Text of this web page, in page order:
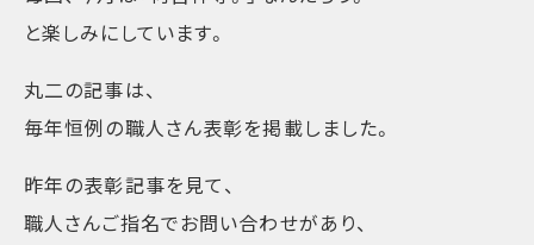
と楽しみにしています。
丸二の記事は、
毎年恒例の職人さん表彰を掲載しました。
昨年の表彰記事を見て、
職人さんご指名でお問い合わせがあり、